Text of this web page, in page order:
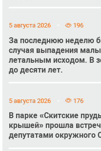
5 августа 2026 196
За последнюю неделю
случая выпадения
летальным исходом. В
до десяти лет.
5 августа 2026 176
В парке «Скитские
крышей» прошла
депутатами окружного